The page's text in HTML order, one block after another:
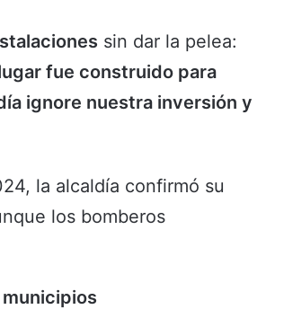
sin dar la pelea:
fue construido para
ignore nuestra inversión y
la alcaldía confirmó su
los bomberos